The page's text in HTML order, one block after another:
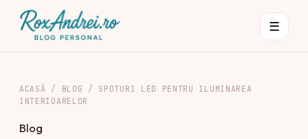
☰
ACASĂ / BLOG / SPOTURI LED PENTRU ILUMINAREA
INTERIOARELOR
Blog